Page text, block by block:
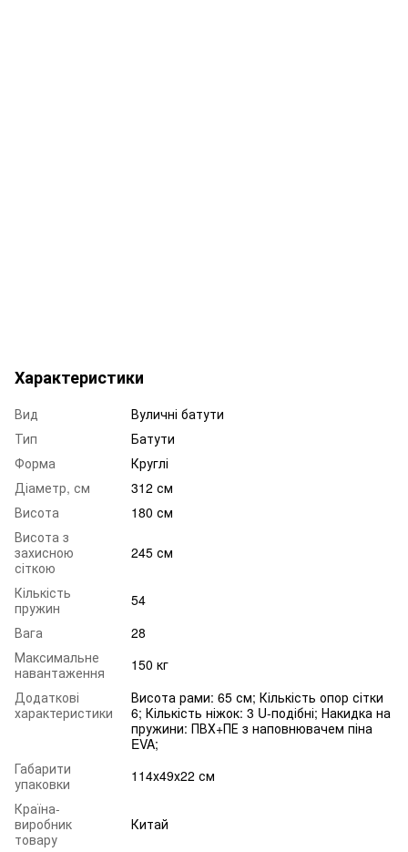
Характеристики
Вид
Вуличні батути
Тип
Батути
Форма
Круглі
Діаметр, см
312 см
Висота
180 см
Висота з
захисною
сіткою
245 см
Кількість
пружин
54
Вага
28
Максимальне
навантаження
150 кг
Додаткові
характеристики
Висота рами: 65 см; Кількість опор сітки
6; Кількість ніжок: 3 U-подібні; Накидка на
пружини: ПВХ+ПЕ з наповнювачем піна
EVA;
Габарити
упаковки
114х49х22 см
Країна-
виробник
товару
Китай